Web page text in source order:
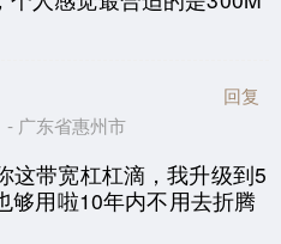
广东省惠州市
回复
这带宽杠杠滴，我升级到5
够用啦10年内不用去折腾